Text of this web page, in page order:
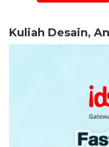
Kuliah Desain,